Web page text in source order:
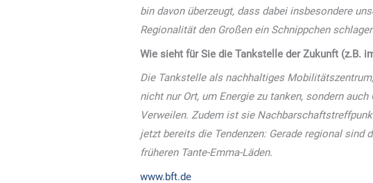
bin davon überzeugt, dass dabei insbesondere
Regionalität den Großen ein Schnippchen
Wie sieht für Sie die Tankstelle der Zukunft (z.B.
Die Tankstelle als nachhaltiges
nicht nur Ort, um Energie zu tanken, sondern
Verweilen. Zudem ist sie
jetzt bereits die Tendenzen: Gerade regional
früheren Tante-Emma-Läden.
www.bft.de